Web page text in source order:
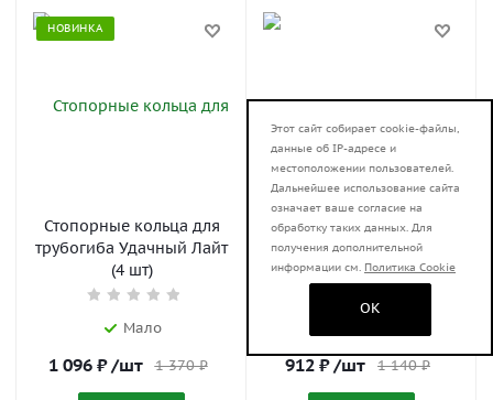
НОВИНКА
Стопорные кольца для
трубогиба Удачный Лайт
(4 шт)
Мало
1 096₽ /шт 1 370₽
Адаптер (насадка) для
дрели 150 мм к
трубогибу Удачный Лайт
912 ₽ /шт 1 140₽
Этот сайт собирает cookie-файлы,
данные об IP-адресе и
местоположении пользователей.
Дальнейшее использование сайта
означает ваше согласие на
обработку таких данных. Для
получения дополнительной
информации см. Политика Cookie
OK